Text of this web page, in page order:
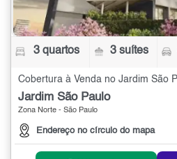
3 quartos 3 suítes
Jardim São Paulo
Zona Norte - São Paulo
Endereço no círculo do mapa